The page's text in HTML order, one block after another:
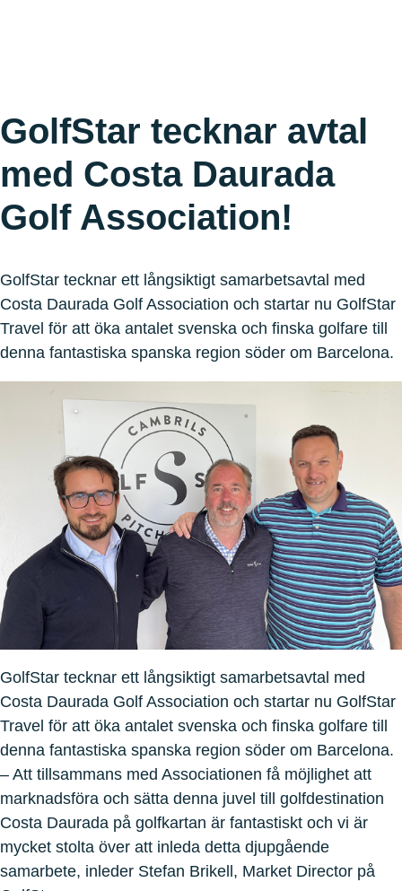
GolfStar tecknar avtal
med Costa Daurada
Golf Association!
GolfStar tecknar ett långsiktigt samarbetsavtal med
Costa Daurada Golf Association och startar nu GolfStar
Travel för att öka antalet svenska och finska golfare till
denna fantastiska spanska region söder om Barcelona.
GolfStar tecknar ett långsiktigt samarbetsavtal med
Costa Daurada Golf Association och startar nu GolfStar
Travel för att öka antalet svenska och finska golfare till
denna fantastiska spanska region söder om Barcelona.
– Att tillsammans med Associationen få möjlighet att
marknadsföra och sätta denna juvel till golfdestination
Costa Daurada på golfkartan är fantastiskt och vi är
mycket stolta över att inleda detta djupgående
samarbete, inleder Stefan Brikell, Market Director på